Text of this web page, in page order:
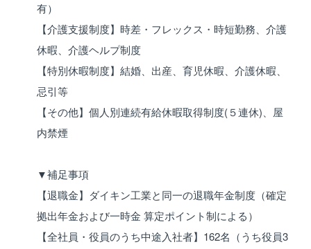
有）
【介護支援制度】時差・フレックス・時短勤務、介護
休暇、介護ヘルプ制度
【特別休暇制度】結婚、出産、育児休暇、介護休暇、
忌引等
【その他】個人別連続有給休暇取得制度(５連休)、屋
内禁煙
▼補足事項
【退職金】ダイキン工業と同一の退職年金制度（確定
拠出年金および一時金 算定ポイント制による）
【全社員・役員のうち中途入社者】162名（うち役員3